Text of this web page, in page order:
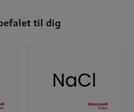
til dig